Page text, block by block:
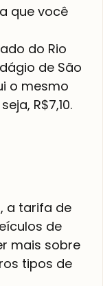
que você
do Rio
de São
o mesmo
R$7,10.
a tarifa de
de
mais sobre
tipos de